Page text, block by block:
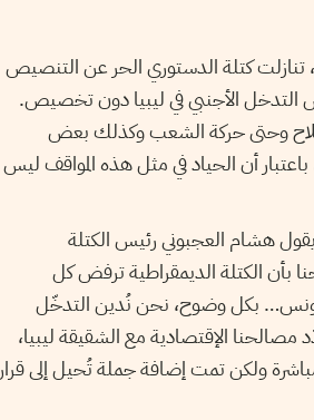
تنازلت كتلة الدستوري الحر عن التنصيص
التدخل الأجنبي في ليبيا دون تخصيص.
وحتى حركة الشعب وكذلك بعض
أن الحياد في مثل هذه المواقف ليس
هشام العجبوني رئيس الكتلة
بأن الكتلة الديمقراطية ترفض كل
تونس… بكل وضوح، نحن نُدين التدخّل
مصالحنا الإقتصادية مع الشقيقة ليبيا،
ولكن تمت إضافة جملة تُحيل إلى قرار